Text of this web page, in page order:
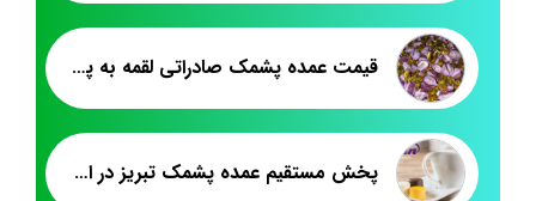
قیمت عمده پشمک صادراتی لقمه به پاکستان
پخش مستقیم عمده پشمک تبریز در اصفهان